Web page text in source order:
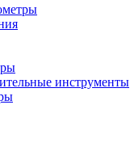
инструменты